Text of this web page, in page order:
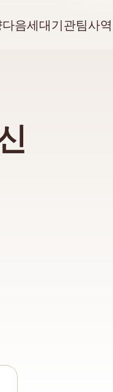
다음세대기관팀사역